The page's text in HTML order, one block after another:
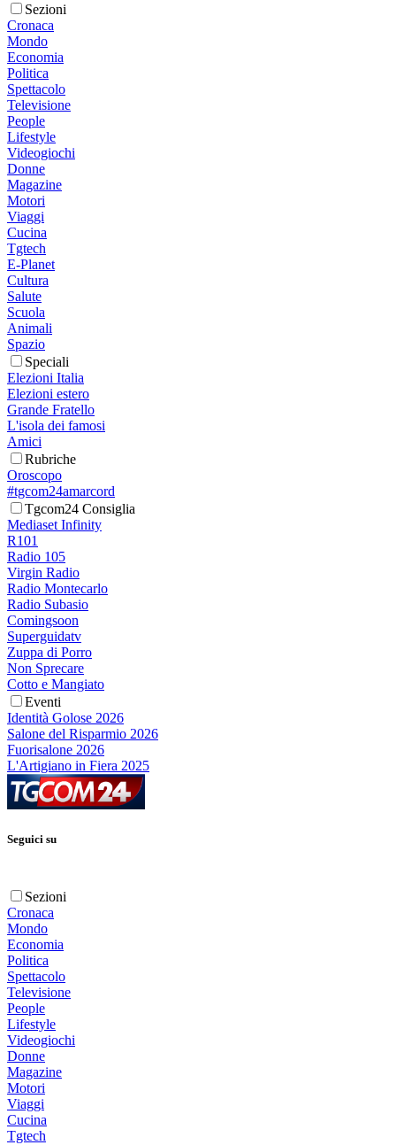
Sezioni
Cronaca
Mondo
Economia
Politica
Spettacolo
Televisione
People
Lifestyle
Videogiochi
Donne
Magazine
Motori
Viaggi
Cucina
Tgtech
E-Planet
Cultura
Salute
Scuola
Animali
Spazio
Speciali
Elezioni Italia
Elezioni estero
Grande Fratello
L'isola dei famosi
Amici
Rubriche
Oroscopo
#tgcom24amarcord
Tgcom24 Consiglia
Mediaset Infinity
R101
Radio 105
Virgin Radio
Radio Montecarlo
Radio Subasio
Comingsoon
Superguidatv
Zuppa di Porro
Non Sprecare
Cotto e Mangiato
Eventi
Identità Golose 2026
Salone del Risparmio 2026
Fuorisalone 2026
L'Artigiano in Fiera 2025
Seguici su
Sezioni
Cronaca
Mondo
Economia
Politica
Spettacolo
Televisione
People
Lifestyle
Videogiochi
Donne
Magazine
Motori
Viaggi
Cucina
Tgtech